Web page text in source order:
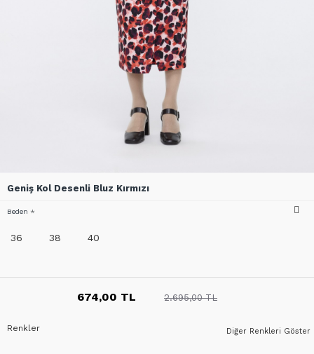
Geniş Kol Desenli Bluz Kırmızı
674,00 TL 2.695,00 TL
Beden
36 38 40
Diğer Renkleri Göster
Renkler